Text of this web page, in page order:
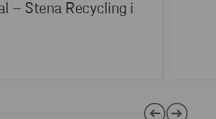
– Stena Recycling i